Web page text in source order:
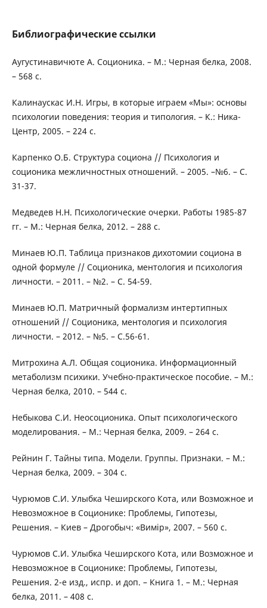
Библиографические ссылки
Аугустинавичюте А. Соционика. – М.: Черная белка, 2008.
– 568 с.
Калинаускас И.Н. Игры, в которые играем «Мы»: основы
психологии поведения: теория и типология. – К.: Ника-
Центр, 2005. – 224 с.
Карпенко О.Б. Структура социона // Психология и
соционика межличностных отношений. – 2005. –№6. – С.
31-37.
Медведев Н.Н. Психологические очерки. Работы 1985-87
гг. – М.: Черная белка, 2012. – 288 с.
Минаев Ю.П. Таблица признаков дихотомии социона в
одной формуле // Соционика, ментология и психология
личности. – 2011. – №2. – С. 54-59.
Минаев Ю.П. Матричный формализм интертипных
отношений // Соционика, ментология и психология
личности. – 2012. – №5. – С.56-61.
Митрохина А.Л. Общая соционика. Информационный
метаболизм психики. Учебно-практическое пособие. – М.:
Черная белка, 2010. – 544 с.
Небыкова С.И. Неосоционика. Опыт психологического
моделирования. – М.: Черная белка, 2009. – 264 с.
Рейнин Г. Тайны типа. Модели. Группы. Признаки. – М.:
Черная белка, 2009. – 304 с.
Чурюмов С.И. Улыбка Чеширского Кота, или Возможное и
Невозможное в Соционике: Проблемы, Гипотезы,
Решения. – Киев – Дрогобыч: «Вимір», 2007. – 560 с.
Чурюмов С.И. Улыбка Чеширского Кота, или Возможное и
Невозможное в Соционике: Проблемы, Гипотезы,
Решения. 2-е изд., испр. и доп. – Книга 1. – М.: Черная
белка, 2011. – 408 с.